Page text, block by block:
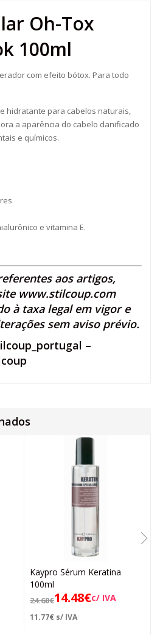
Oh-Tox
100ml
com efeito bótox. Para todo
hidratante para cabelos naturais,
a aparência do cabelo danificado
e químicos.
e vitamina E.
aos artigos,
www.stilcoup.com
à taxa legal em vigor e
sem aviso prévio.
–
Kaypro Sérum Keratina
100ml
24.60€14.48€c/ IVA
11.77€ s/ IVA